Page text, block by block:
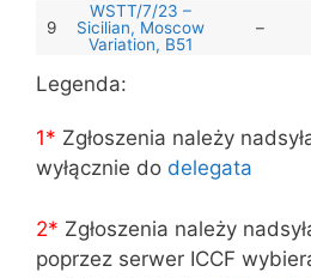
9
WSTT/7/23 –
Sicilian, Moscow
Variation, B51
–
Legenda:
1* Zgłoszenia należy
wyłącznie do delegata
2* Zgłoszenia należy
poprzez serwer ICCF